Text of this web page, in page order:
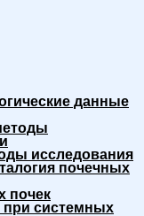
данные
исследования
почечных
почек
при системных